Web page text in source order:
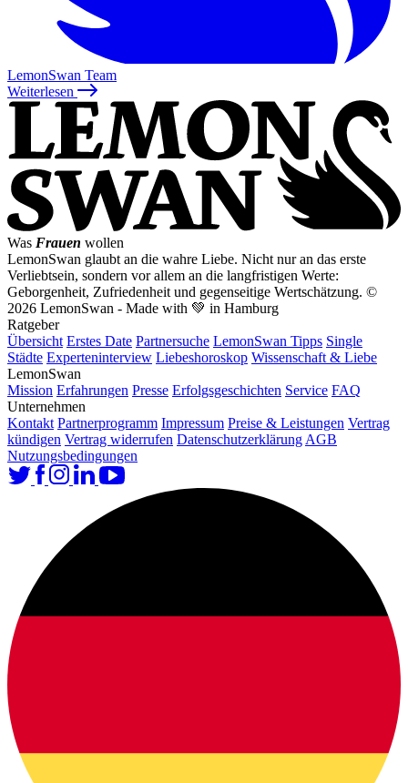
LemonSwan Team
Weiterlesen
Was Frauen wollen
LemonSwan glaubt an die wahre Liebe. Nicht nur an das erste
Verliebtsein, sondern vor allem an die langfristigen Werte:
Geborgenheit, Zufriedenheit und gegenseitige Wertschätzung. ©
2026 LemonSwan - Made with 💚 in Hamburg
Ratgeber
Übersicht Erstes Date Partnersuche LemonSwan Tipps Single
Städte Experteninterview Liebeshoroskop Wissenschaft & Liebe
LemonSwan
Mission Erfahrungen Presse Erfolgsgeschichten Service FAQ
Unternehmen
Kontakt Partnerprogramm Impressum Preise & Leistungen Vertrag
kündigen Vertrag widerrufen Datenschutzerklärung AGB
Nutzungsbedingungen